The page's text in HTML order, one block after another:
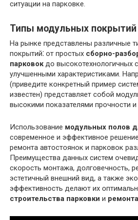
ситуации на парковке.
Типы модульных покрытий
На рынке представлены различные
покрытий⁚ от простых сборно-
парковокдо высокотехнологичных
улучшенными характеристиками.
(приведите конкретный пример
известен) представляет собой
высокими показателями прочности и
Использование модульных полов
современное и эффективное
ремонта автостоянок и парковок
Преимущества данных систем
скорость монтажа, долговечность,
эстетичный внешний вид, а также
эффективность делают их
строительства парковки и